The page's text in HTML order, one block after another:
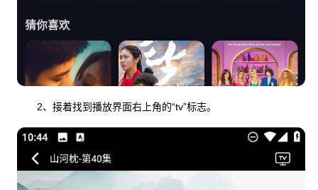
2、接着找到播放界面右上角的“tv”标志。